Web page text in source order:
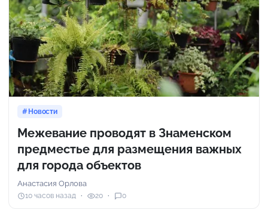
Новости
Межевание проводят в Знаменском
предместье для размещения важных
для города объектов
Анастасия Орлова
10 часов назад 20 0